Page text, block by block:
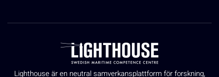
Lighthouse är en neutral samverkansplattform för forskning,